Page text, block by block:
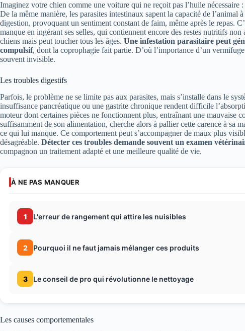
Imaginez votre chien comme une voiture qui ne reçoit pas l’huile
De la même manière, les parasites intestinaux sapent la capacité de l’animal
digestion, provoquant un sentiment constant de faim, même après le repas.
manque en ingérant ses selles, qui contiennent encore des restes nutritifs
chiens mais peut toucher tous les âges. Une infestation parasitaire peut
compulsif, dont la coprophagie fait partie. D’où l’importance d’un
souvent invisible.
Les troubles digestifs
Parfois, le problème ne se limite pas aux parasites, mais s’installe dans le
insuffisance pancréatique ou une gastrite chronique rendent difficile
moteur dont certaines pièces ne fonctionnent plus, entraînant une mauvaise
suffisamment de son alimentation, cherche alors à pallier cette carence à sa
ce qui lui manque. Ce comportement peut s’accompagner de maux plus
désagréable. Détecter ces troubles demande souvent un examen
compagnon un traitement adapté et une meilleure qualité de vie.
À NE PAS MANQUER
1 L'erreur de rangement qui attire les nuisibles
2 Pourquoi il ne faut jamais mélanger ces produits
3 Le conseil de pro qui révolutionne le nettoyage
Les causes comportementales